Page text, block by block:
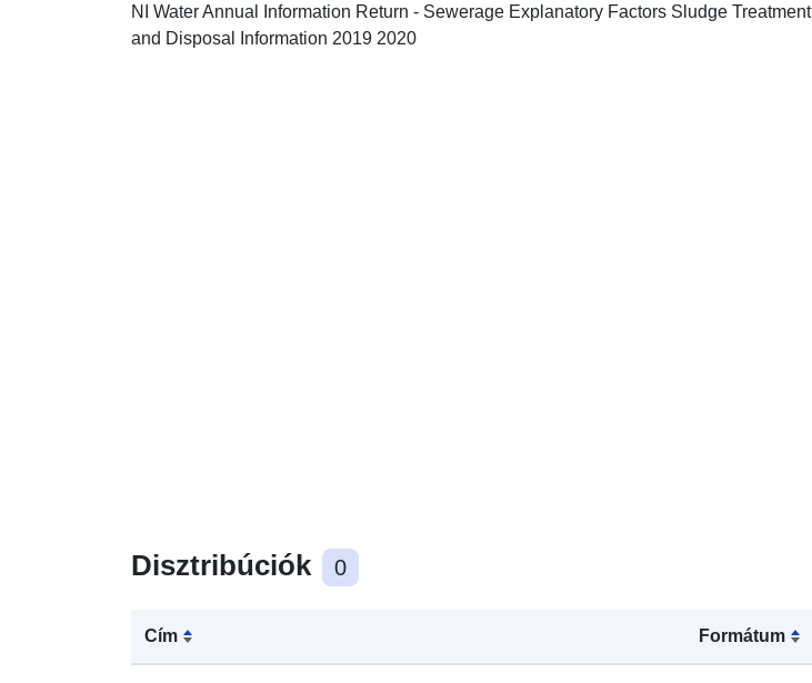
NI Water Annual Information Return - Sewerage Explanatory Factors Sludge Treatment
and Disposal Information 2019 2020
Disztribúciók 0
Cím Formátum